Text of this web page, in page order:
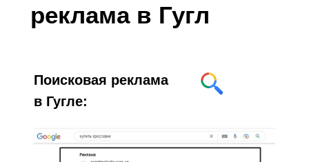
реклама в Гугл
Поисковая реклама
в Гугле: